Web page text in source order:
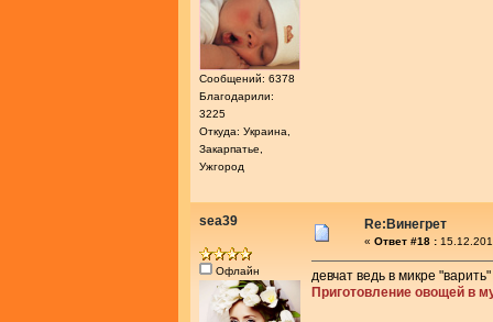
Сообщений: 6378
Благодарили:
3225
Откуда: Украина,
Закарпатье,
Ужгород
sea39
Офлайн
Re:Винегрет
« Ответ #18 :
девчат ведь в микре
Приготовление овощей в